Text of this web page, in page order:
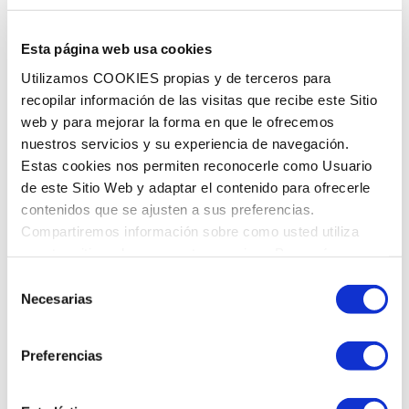
Esta página web usa cookies
Utilizamos COOKIES propias y de terceros para
recopilar información de las visitas que recibe este Sitio
web y para mejorar la forma en que le ofrecemos
nuestros servicios y su experiencia de navegación.
Estas cookies nos permiten reconocerle como Usuario
de este Sitio Web y adaptar el contenido para ofrecerle
contenidos que se ajusten a sus preferencias.
Compartiremos información sobre como usted utiliza
Necesarias
Preferencias
HORARI
Dillunes
Dimarts
Dimecres
Dijous
Dissabte
8:00 a 14:00 - 15:00 a 21:00
8:00 a 14:00 - 15:00 a 21:00
8:00 a 14:00 - 15:00 a 21:00
8:00 a 14:00 - 15:00 a 21:00
8:00 a 14:00 - 15:00 a 21:00